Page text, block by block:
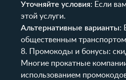
Уточняйте условия: Если
этой услуги.
Альтернативные варианты:
общественным
8. Промокоды и бонусы:
Многие прокатные
использованием